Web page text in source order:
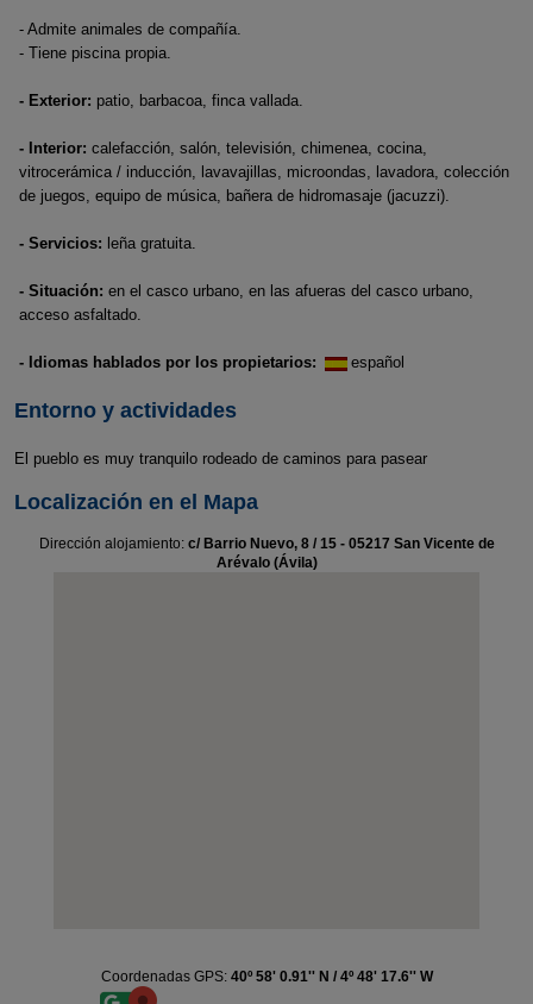
- Admite animales de compañía.
- Tiene piscina propia.
- Exterior: patio, barbacoa, finca vallada.
- Interior: calefacción, salón, televisión, chimenea, cocina,
vitrocerámica / inducción, lavavajillas, microondas, lavadora, colección
de juegos, equipo de música, bañera de hidromasaje (jacuzzi).
- Servicios: leña gratuita.
- Situación: en el casco urbano, en las afueras del casco urbano,
acceso asfaltado.
- Idiomas hablados por los propietarios: español
Entorno y actividades
El pueblo es muy tranquilo rodeado de caminos para pasear
Localización en el Mapa
Dirección alojamiento: c/ Barrio Nuevo, 8 / 15 - 05217 San Vicente de
Arévalo (Ávila)
Coordenadas GPS: 40º 58' 0.91'' N / 4º 48' 17.6'' W